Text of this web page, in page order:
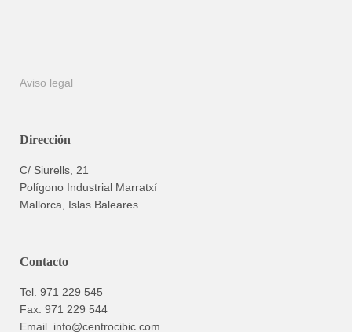
Aviso legal
Dirección
C/ Siurells, 21
Polígono Industrial Marratxí
Mallorca, Islas Baleares
Contacto
Tel. 971 229 545
Fax. 971 229 544
Email. info@centrocibic.com